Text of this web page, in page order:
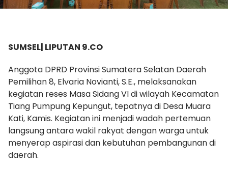
SUMSEL| LIPUTAN 9.CO
Anggota DPRD Provinsi Sumatera Selatan Daerah
Pemilihan 8, Elvaria Novianti, S.E., melaksanakan
kegiatan reses Masa Sidang VI di wilayah Kecamatan
Tiang Pumpung Kepungut, tepatnya di Desa Muara
Kati, Kamis. Kegiatan ini menjadi wadah pertemuan
langsung antara wakil rakyat dengan warga untuk
menyerap aspirasi dan kebutuhan pembangunan di
daerah.